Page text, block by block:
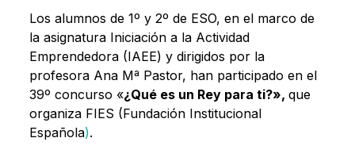
Los alumnos de 1º y 2º de ESO, en el marco de
la asignatura Iniciación a la Actividad
Emprendedora (IAEE) y dirigidos por la
profesora Ana Mª Pastor, han participado en el
39º concurso «¿Qué es un Rey para ti?», que
organiza FIES (Fundación Institucional
Española).